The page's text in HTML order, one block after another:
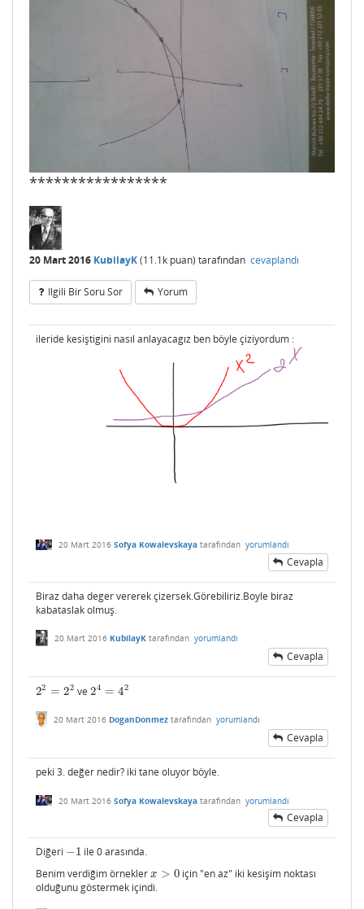
*****************
20 Mart 2016 KubilayK(11.1k puan) tarafından cevaplandı
Ilgili Bir Soru Sor Yorum
ileride kesiştigini nasıl anlayacagız ben böyle çiziyordum :
20 Mart 2016 Sofya Kowalevskaya tarafından yorumlandı
Cevapla
Biraz daha deger vererek çizersek.Görebiliriz.Boyle biraz
kabataslak olmuş.
20 Mart 2016 KubilayK tarafından yorumlandı
Cevapla
22 = 22
22 =22 ve24 = 42
24 =42
20 Mart 2016 DoganDonmez tarafından yorumlandı
Cevapla
peki 3. değer nedir? iki tane oluyor böyle.
20 Mart 2016 Sofya Kowalevskaya tarafından yorumlandı
Cevapla
Diğeri −1
−1 ile 0 arasında.
Benim verdiğim örnekler x > 0
x> 0
için "en az" iki kesişim noktası
olduğunu göstermek içindi.